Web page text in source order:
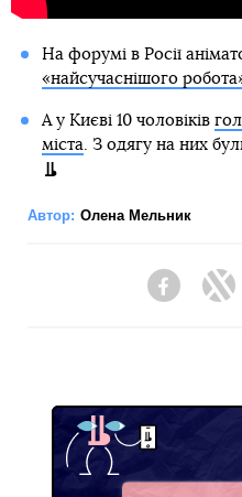
На форумі в Росії
«найсучаснішого
А у Києві 10 чоловіків
міста. З одягу на них
Автор: Олена Мельник
Facebook